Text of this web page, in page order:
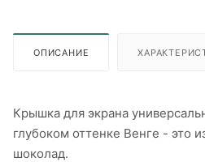
ОПИСАНИЕ
Крышка для экрана
глубоком оттенке Венге - это
шоколад.